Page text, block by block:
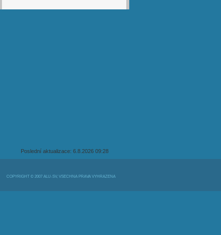
Poslední aktualizace: 6.8.2026 09:28
COPYRIGHT © 2007 ALU-SV, VŠECHNA PRÁVA VYHRAZENA